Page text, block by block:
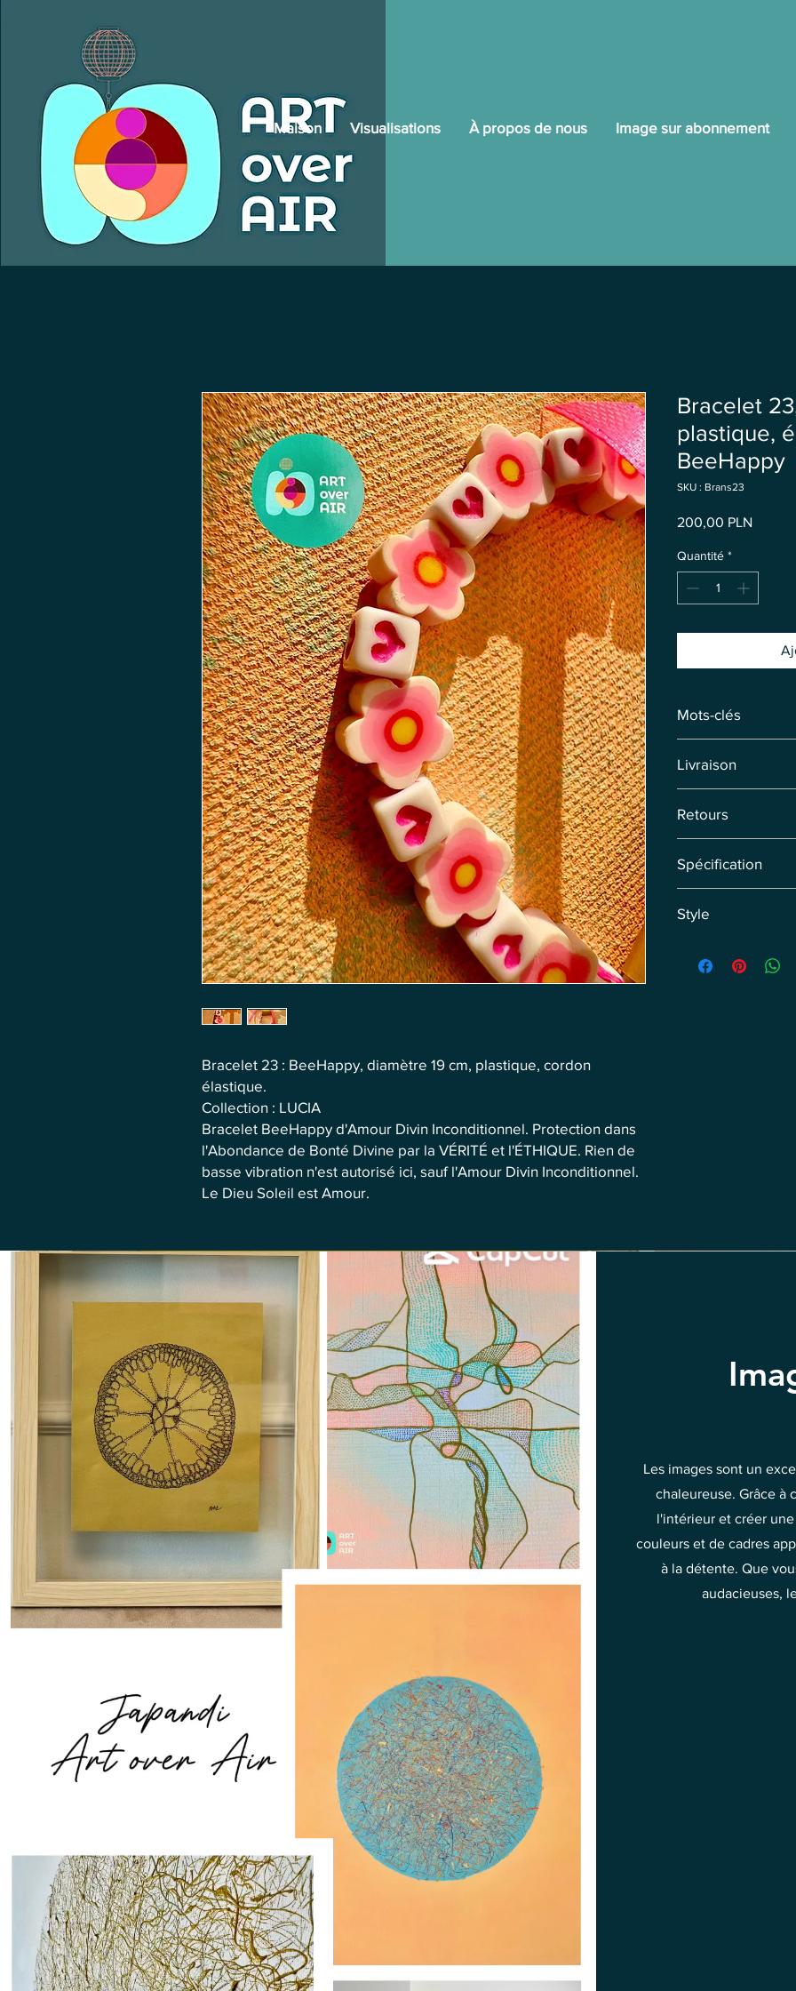
Maison Visualisations À propos de nous Image sur abonnement
Bracelet 23 : BeeHappy, diamètre 19 cm, plastique, cordon
élastique.
Collection : LUCIA
Bracelet BeeHappy d'Amour Divin Inconditionnel. Protection dans
l'Abondance de Bonté Divine par la VÉRITÉ et l'ÉTHIQUE. Rien de
basse vibration n'est autorisé ici, sauf l'Amour Divin Inconditionnel.
Le Dieu Soleil est Amour.
Bracelet
plastique,
BeeHappy
SKU : Brans23
200,00 PLN
Quantité *
Mots-clés
Livraison
précommandes,
Retours
Remboursement
Spécification
Style
Les images sont un
chaleureuse. Grâce à
l'intérieur et créer
couleurs et de cadres
à la détente. Que
audacieuses,